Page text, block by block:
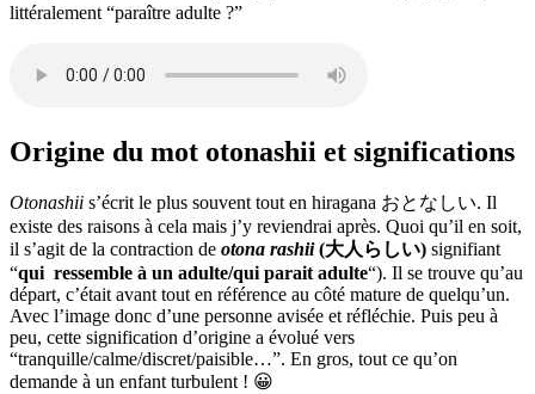
littéralement “paraître adulte ?”
Origine du mot otonashii et significations
Otonashii s’écrit le plus souvent tout en hiragana おとなしい. Il
existe des raisons à cela mais j’y reviendrai après. Quoi qu’il en soit,
il s’agit de la contraction de otona rashii(大人らしい) signifiant
“qui ressemble à un adulte/qui parait adulte“). Il se trouve qu’au
départ, c’était avant tout en référence au côté mature de quelqu’un.
Avec l’image donc d’une personne avisée et réfléchie. Puis peu à
peu, cette signification d’origine a évolué vers
“tranquille/calme/discret/paisible…”. En gros, tout ce qu’on
demande à un enfant turbulent ! 😀